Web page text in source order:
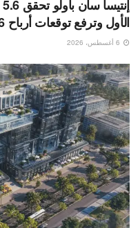
الأول وترفع توقعات أرباح 2026